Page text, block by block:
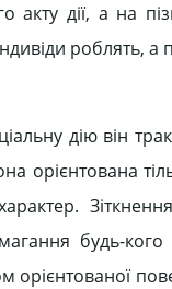
акту дії, а на
роблять, а
дію він
орієнтована
будь-